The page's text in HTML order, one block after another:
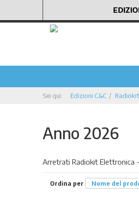
Sei qui: Edizioni C&C
Anno 2026
Arretrati Radiokit Elettronica
Ordina per Nome del